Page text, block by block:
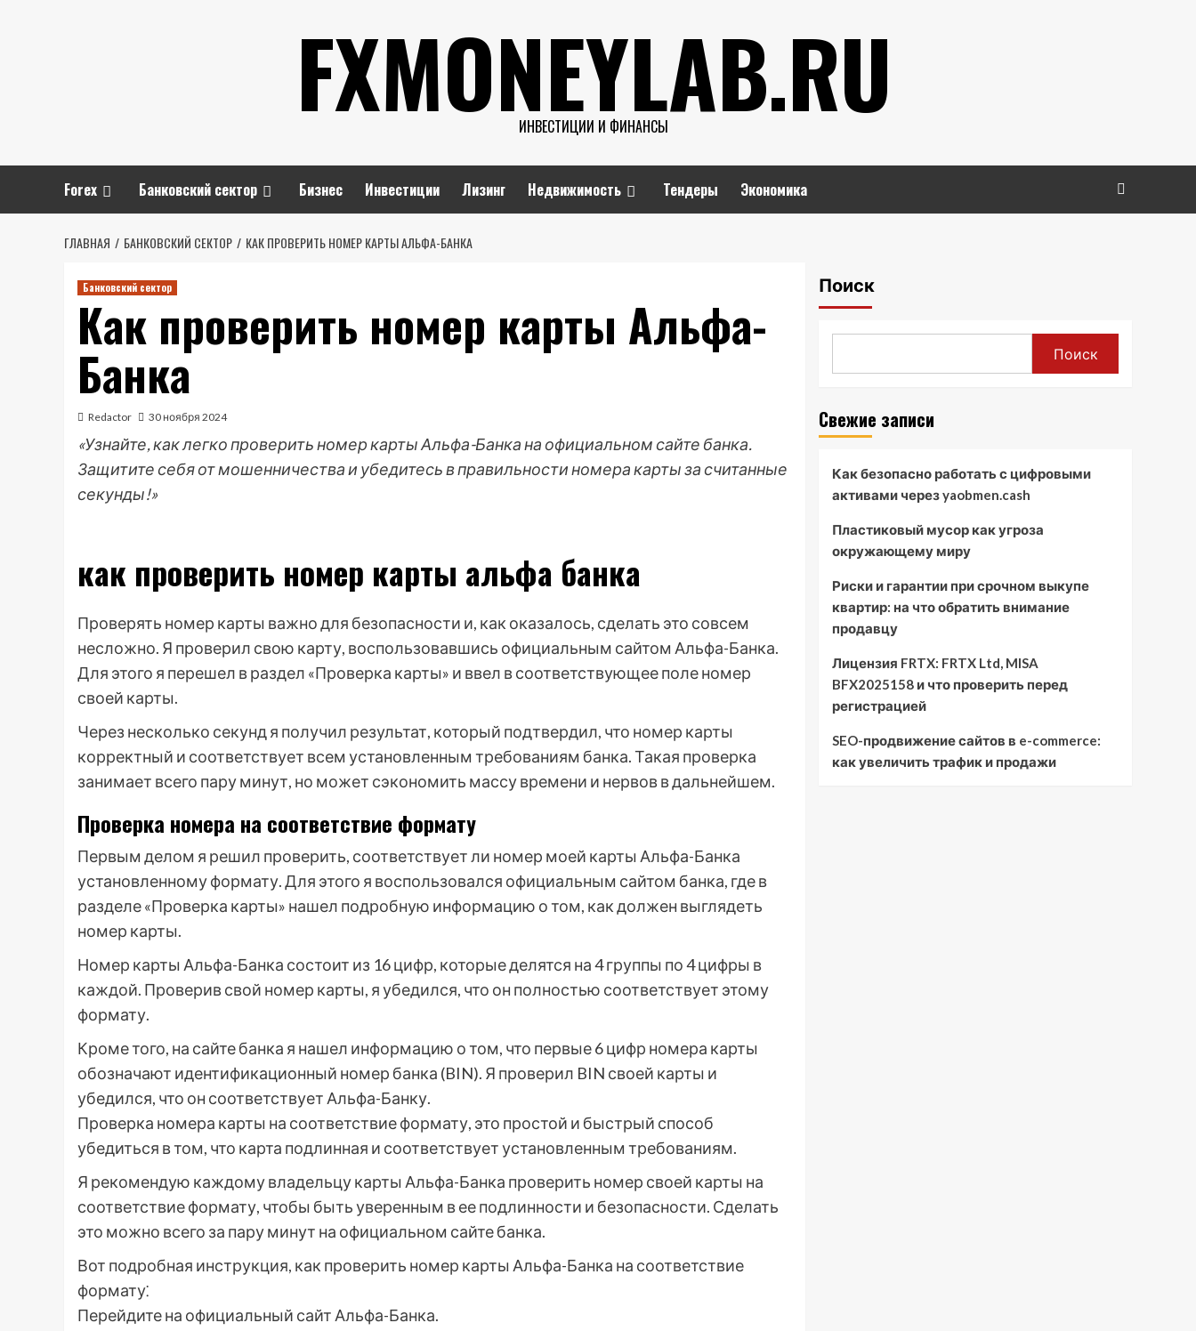
FXMONEYLAB.RU
ИНВЕСТИЦИИ И ФИНАНСЫ
Forex Банковский сектор Бизнес Инвестиции Лизинг Недвижимость Тендеры Экономика
ГЛАВНАЯ БАНКОВСКИЙ СЕКТОР КАК ПРОВЕРИТЬ НОМЕР КАРТЫ АЛЬФА-БАНКА
Банковский сектор
Как проверить номер карты Альфа-
Банка
Redactor 30 ноября 2024
«Узнайте, как легко проверить номер карты Альфа-Банка на официальном сайте банка.
Защитите себя от мошенничества и убедитесь в правильности номера карты за считанные
секунды!»
как проверить номер карты альфа банка
Проверять номер карты важно для безопасности и, как оказалось, сделать это совсем
несложно. Я проверил свою карту, воспользовавшись официальным сайтом Альфа-Банка.
Для этого я перешел в раздел «Проверка карты» и ввел в соответствующее поле номер
своей карты.
Через несколько секунд я получил результат, который подтвердил, что номер карты
корректный и соответствует всем установленным требованиям банка. Такая проверка
занимает всего пару минут, но может сэкономить массу времени и нервов в дальнейшем.
Проверка номера на соответствие формату
Первым делом я решил проверить, соответствует ли номер моей карты Альфа-Банка
установленному формату. Для этого я воспользовался официальным сайтом банка, где в
разделе «Проверка карты» нашел подробную информацию о том, как должен выглядеть
номер карты.
Номер карты Альфа-Банка состоит из 16 цифр, которые делятся на 4 группы по 4 цифры в
каждой. Проверив свой номер карты, я убедился, что он полностью соответствует этому
формату.
Кроме того, на сайте банка я нашел информацию о том, что первые 6 цифр номера карты
обозначают идентификационный номер банка (BIN). Я проверил BIN своей карты и
убедился, что он соответствует Альфа-Банку.
Проверка номера карты на соответствие формату, это простой и быстрый способ
убедиться в том, что карта подлинная и соответствует установленным требованиям.
Я рекомендую каждому владельцу карты Альфа-Банка проверить номер своей карты на
соответствие формату, чтобы быть уверенным в ее подлинности и безопасности. Сделать
это можно всего за пару минут на официальном сайте банка.
Вот подробная инструкция, как проверить номер карты Альфа-Банка на соответствие
формату⁚
Перейдите на официальный сайт Альфа-Банка.
Поиск
Поиск
Свежие записи
Как безопасно работать с цифровыми
активами через yaobmen.cash
Пластиковый мусор как угроза
окружающему миру
Риски и гарантии при срочном выкупе
квартир: на что обратить внимание
продавцу
Лицензия FRTX: FRTX Ltd, MISA
BFX2025158 и что проверить перед
регистрацией
SEO-продвижение сайтов в e-commerce:
как увеличить трафик и продажи